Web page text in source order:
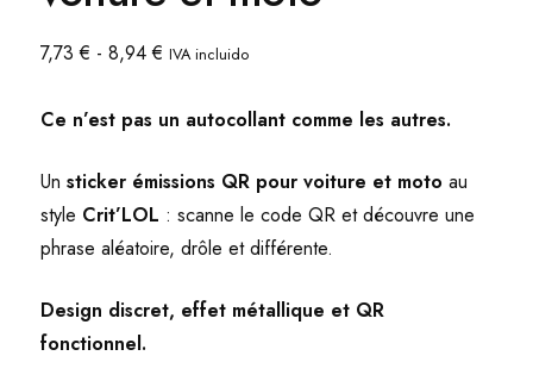
7,73€ - 8,94€ Rango
precios:
hasta
8,94 €
IVA incluido
Ce n’est pas un autocollant comme les autres.
Un sticker émissions QR pour voiture et moto au
style Crit’LOL : scanne le code QR et découvre une
phrase aléatoire, drôle et différente.
Design discret, effet métallique et QR
fonctionnel.